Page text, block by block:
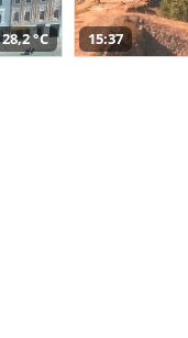
28,2 °C 15:37